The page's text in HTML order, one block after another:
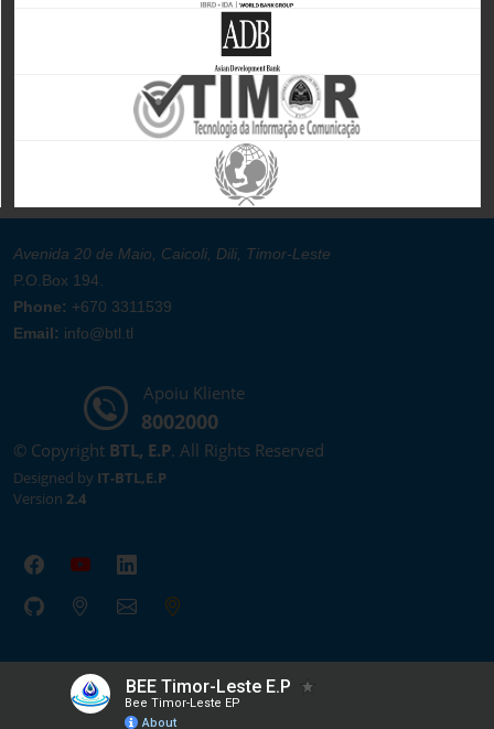
Avenida 20 de Maio, Caicoli, Dili, Timor-Leste
P.O.Box 194.
Phone: +670 3311539
Email: info@btl.tl
Apoiu Kliente
8002000
© Copyright BTL, E.P. All Rights Reserved
Designed by IT-BTL,E.P
Version 2.4